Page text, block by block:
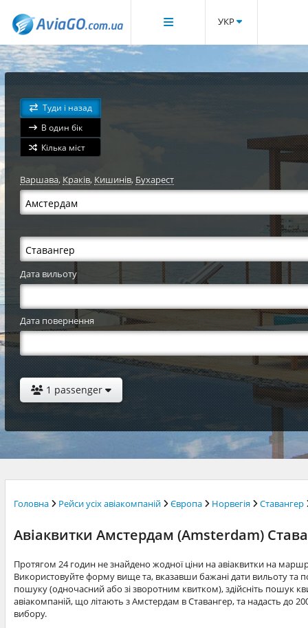
УКР
Туди і назад
В один бік
Кілька міст
Варшава,Краків,Кишинів,Бухарест
Дата вильоту
Дата повернення
1 passenger
Головна Рейси усіх авіакомпаній Європа Норвегія Ставангер
Авіаквитки Амстердам (Amsterdam)
Протягом 24 годин не знайдено жодної ціни на авіаквитки на
Використовуйте форму вище та, вказавши бажані дати вильоту та
пошуку (одночасний або зі зворотним квитком), здійсніть пошук
авіакомпаній, що літають з Амстердам в Ставангер, та надасть до
вибору.